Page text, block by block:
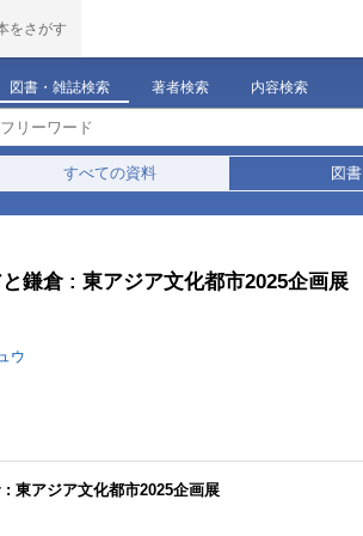
をさがす
図書・雑誌検索 著者検索 内容検索
すべての資料 図書
鎌倉 : 東アジア文化都市2025企画展
ウ
東アジア文化都市2025企画展